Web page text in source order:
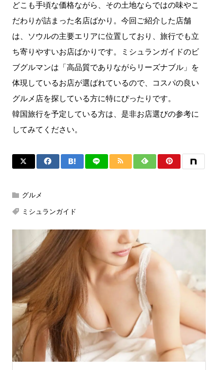
どこも手頃な価格ながら、その土地ならではの味やこ
だわりが詰まった名店ばかり。今回ご紹介した店舗
は、ソウルの主要エリアに位置しており、旅行でも立
ち寄りやすいお店ばかりです。ミシュランガイドのビ
ブグルマンは「高品質でありながらリーズナブル」を
体現しているお店が選ばれているので、コスパの良い
グルメ店を探している方に特にぴったりです。
韓国旅行を予定している方は、是非お店選びの参考に
してみてください。
グルメ
ミシュランガイド